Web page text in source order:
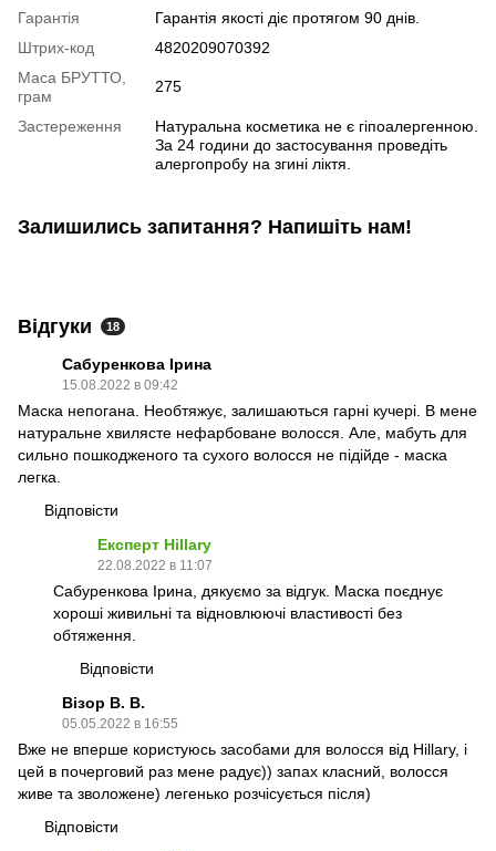
Гарантія
Гарантія якості діє протягом 90 днів.
Штрих-код
4820209070392
Маса БРУТТО,
грам
275
Застереження
Натуральна косметика не є гіпоалергенною.
За 24 години до застосування проведіть
алергопробу на згині ліктя.
Залишились запитання? Напишіть нам!
Відгуки 18
Сабуренкова Ірина
15.08.2022 в 09:42
Маска непогана. Необтяжує, залишаються гарні кучері. В мене
натуральне хвилясте нефарбоване волосся. Але, мабуть для
сильно пошкодженого та сухого волосся не підійде - маска
легка.
Відповісти
Експерт Hillary
22.08.2022 в 11:07
Сабуренкова Ірина, дякуємо за відгук. Маска поєднує
хороші живильні та відновлюючі властивості без
обтяження.
Відповісти
Візор В. В.
05.05.2022 в 16:55
Вже не вперше користуюсь засобами для волосся від Hillary, і
цей в почерговий раз мене радує)) запах класний, волосся
живе та зволожене) легенько розчісується після)
Відповісти